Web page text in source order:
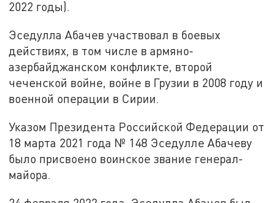
2022 годы).
Эседулла Абачев участвовал в боевых
действиях, в том числе в армяно-
азербайджанском конфликте, второй
чеченской войне, войне в Грузии в 2008 году и
военной операции в Сирии.
Указом Президента Российской Федерации от
18 марта 2021 года № 148 Эседулле Абачеву
было присвоено воинское звание генерал-
майора.